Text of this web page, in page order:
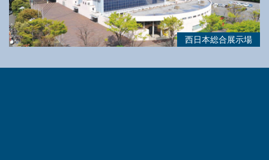
西日本総合展示場